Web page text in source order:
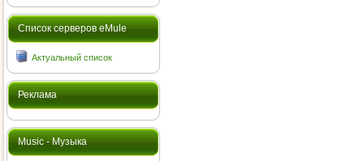
Cписок серверов eMule
Актуальный список
Реклама
Music - Музыка